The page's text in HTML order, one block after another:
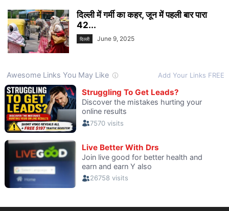
दिल्ली में गर्मी का कहर, जून में पहली बार पारा
42...
दिल्ली June 9, 2025